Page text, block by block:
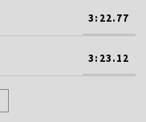
3:22.77
3:23.12